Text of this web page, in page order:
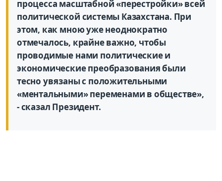
процесса масштабной «перестройки» всей
политической системы Казахстана. При
этом, как мною уже неоднократно
отмечалось, крайне важно, чтобы
проводимые нами политические и
экономические преобразования были
тесно увязаны с положительными
«ментальными» переменами в обществе»,
- сказал Президент.